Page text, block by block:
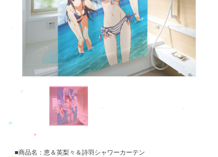
■商品名：恵＆英梨々＆詩羽シャワーカーテン